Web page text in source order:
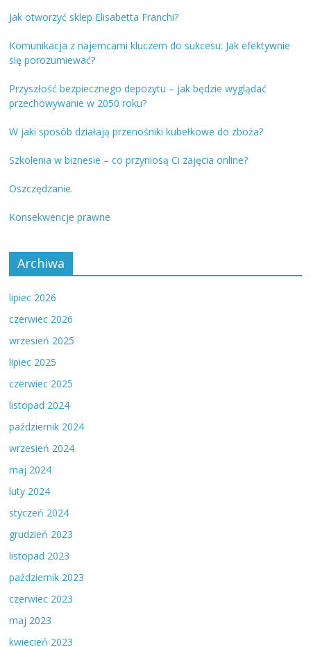
Jak otworzyć sklep Elisabetta Franchi?
Komunikacja z najemcami kluczem do sukcesu: Jak efektywnie
się porozumiewać?
Przyszłość bezpiecznego depozytu – jak będzie wyglądać
przechowywanie w 2050 roku?
W jaki sposób działają przenośniki kubełkowe do zboża?
Szkolenia w biznesie – co przyniosą Ci zajęcia online?
Oszczędzanie.
Konsekwencje prawne
Archiwa
lipiec 2026
czerwiec 2026
wrzesień 2025
lipiec 2025
czerwiec 2025
listopad 2024
październik 2024
wrzesień 2024
maj 2024
luty 2024
styczeń 2024
grudzień 2023
listopad 2023
październik 2023
czerwiec 2023
maj 2023
kwiecień 2023